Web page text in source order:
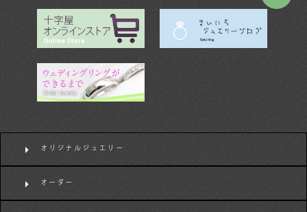
オリジナルジュエリー
オーダー